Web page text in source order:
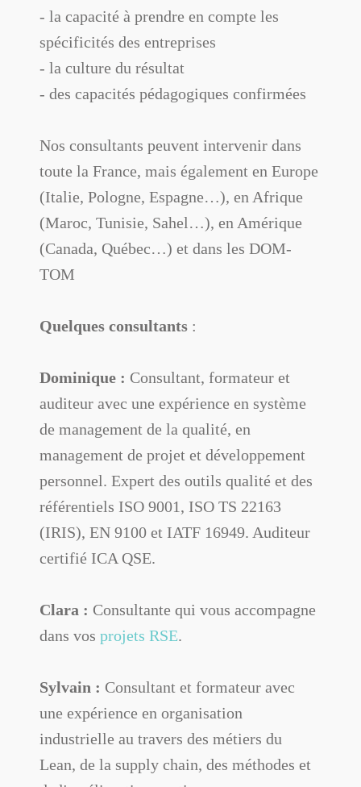
- la capacité à prendre en compte les
spécificités des entreprises
- la culture du résultat
- des capacités pédagogiques confirmées
Nos consultants peuvent intervenir dans
toute la France, mais également en Europe
(Italie, Pologne, Espagne…), en Afrique
(Maroc, Tunisie, Sahel…), en Amérique
(Canada, Québec…) et dans les DOM-
TOM
Quelques consultants :
Dominique : Consultant, formateur et
auditeur avec une expérience en système
de management de la qualité, en
management de projet et développement
personnel. Expert des outils qualité et des
référentiels ISO 9001, ISO TS 22163
(IRIS), EN 9100 et IATF 16949. Auditeur
certifié ICA QSE.
Clara : Consultante qui vous accompagne
dans vos projets RSE.
Sylvain : Consultant et formateur avec
une expérience en organisation
industrielle au travers des métiers du
Lean, de la supply chain, des méthodes et